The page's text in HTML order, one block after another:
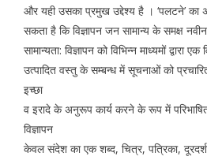
और यही उसका प्रमुख उद्देश्य है । ‘पलटने’ का
सकता है कि विज्ञापन जन सामान्य के समक्ष
सामान्यता: विज्ञापन को विभिन्न माध्यमों द्वारा
उत्पादित वस्तु के सम्बन्ध में सूचनाओं को
इच्छा
व इरादे के अनुरूप कार्य करने के रूप में
विज्ञापन
केवल संदेश का एक शब्द, चित्र, पत्रिका,